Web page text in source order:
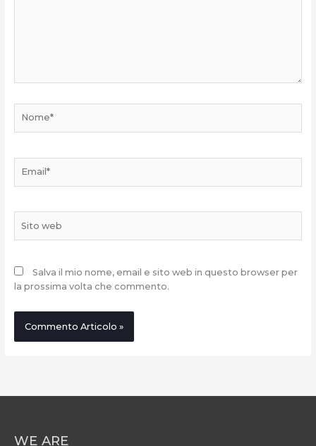
web
Salva il mio nome, email e sito web in questo browser per
la prossima volta che commento.
WE ARE